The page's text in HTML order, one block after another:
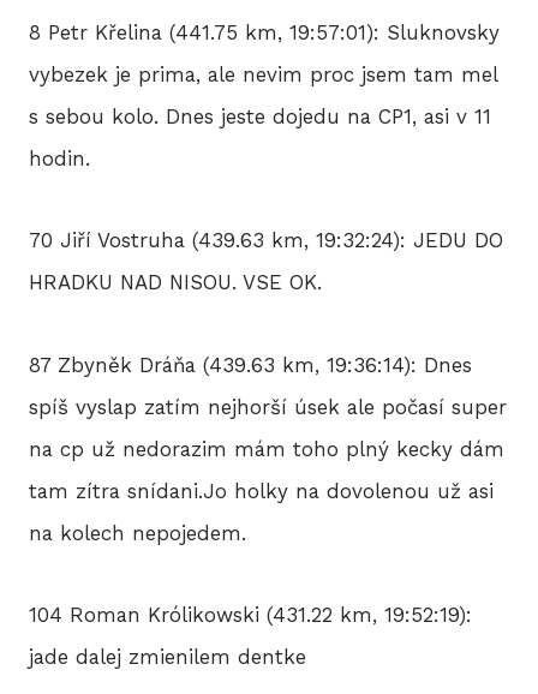
8 Petr Křelina (441.75 km, 19:57:01): Sluknovsky
vybezek je prima, ale nevim proc jsem tam mel
s sebou kolo. Dnes jeste dojedu na CP1, asi v 11
hodin.
70 Jiří Vostruha (439.63 km, 19:32:24): JEDU DO
HRADKU NAD NISOU. VSE OK.
87 Zbyněk Dráňa (439.63 km, 19:36:14): Dnes
spíš vyslap zatím nejhorší úsek ale počasí super
na cp už nedorazim mám toho plný kecky dám
tam zítra snídani.Jo holky na dovolenou už asi
na kolech nepojedem.
104 Roman Królikowski (431.22 km, 19:52:19):
jade dalej zmienilem dentke